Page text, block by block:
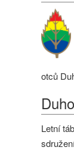
otců
Letní